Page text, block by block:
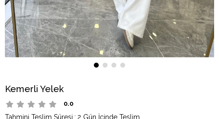
Kemerli Yelek
0.0
Tahmini Teslim Süresi : 2 Gün İçinde Teslim